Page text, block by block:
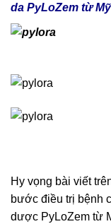
da PyLoZem từ
Hy vọng bài viết
bước điều trị bệnh
dược PyLoZem từ